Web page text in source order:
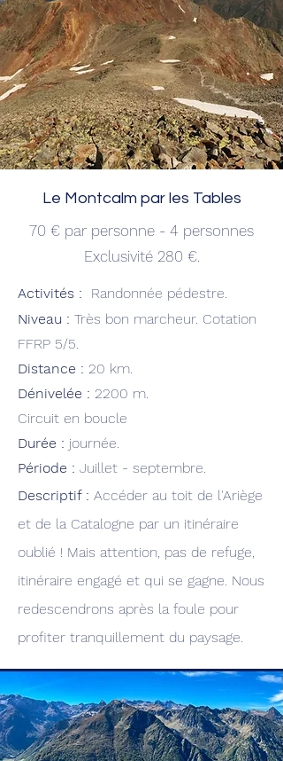
Le Montcalm par les Tables
70 € par personne - 4 personnes
Exclusivité 280 €.
Activités : Randonnée pédestre.
Niveau : Très bon marcheur. Cotation
FFRP 5/5.
Distance : 20 km.
Dénivelée : 2200 m.
Circuit en boucle
Durée : journée.
Période : Juillet - septembre.
Descriptif : Accéder au toit de l'Ariège
et de la Catalogne par un itinéraire
oublié ! Mais attention, pas de refuge,
itinéraire engagé et qui se gagne. Nous
redescendrons après la foule pour
profiter tranquillement du paysage.